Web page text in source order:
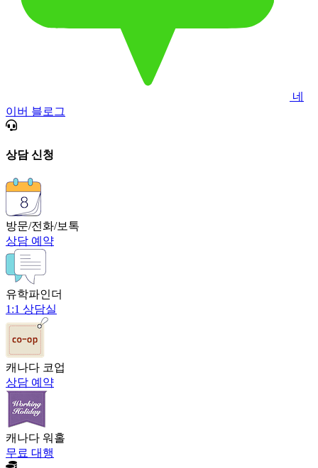
네
이버 블로그
상담 신청
방문/전화/보톡
상담 예약
유학파인더
1:1 상담실
캐나다 코업
상담 예약
캐나다 워홀
무료 대행